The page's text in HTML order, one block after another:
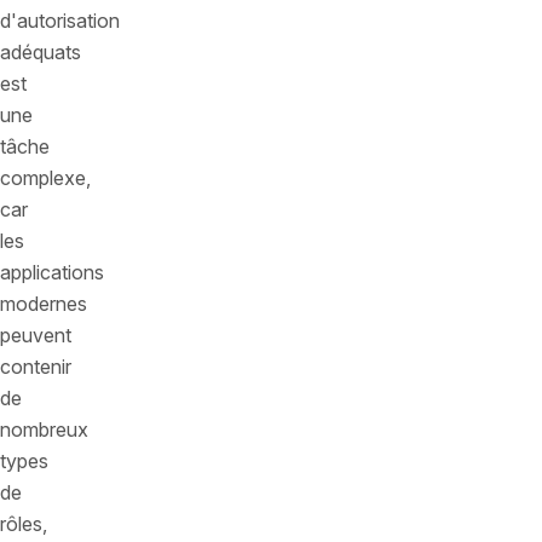
d'autorisation
adéquats
est
une
tâche
complexe,
car
les
applications
modernes
peuvent
contenir
de
nombreux
types
de
rôles,